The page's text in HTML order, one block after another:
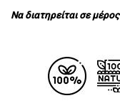
Να διατηρείται σε